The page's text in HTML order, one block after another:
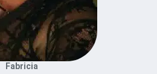
Fabricia